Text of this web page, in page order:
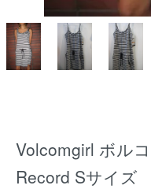
Volcomgirl ボル
Record Sサイズ